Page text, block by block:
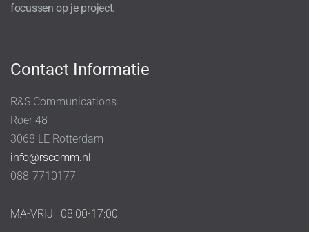
focussen op je project.
Contact Informatie
R&S Communications
Roer 48
3068 LE Rotterdam
info@rscomm.nl
088-7710177
MA-VRIJ: 08:00-17:00